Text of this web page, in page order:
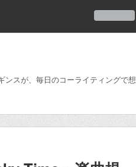
ンスが、毎日のコーライティングで想